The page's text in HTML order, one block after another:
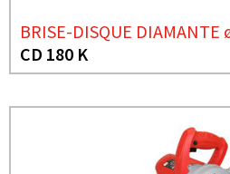
BRISE-DISQUE DIAMANTE
CD 180 K